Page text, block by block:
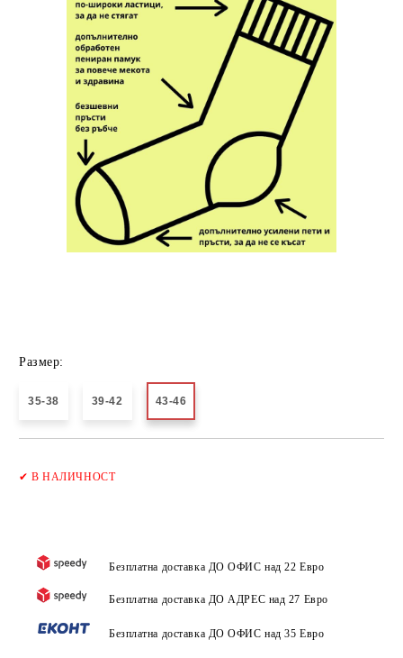
Размер:
35-38 39-42 43-46
✔В НАЛИЧНОСТ
Безплатна доставка ДО ОФИС над 22 Евро
Безплатна доставка ДО АДРЕС над 27 Евро
Безплатна доставка ДО ОФИС над 35 Евро